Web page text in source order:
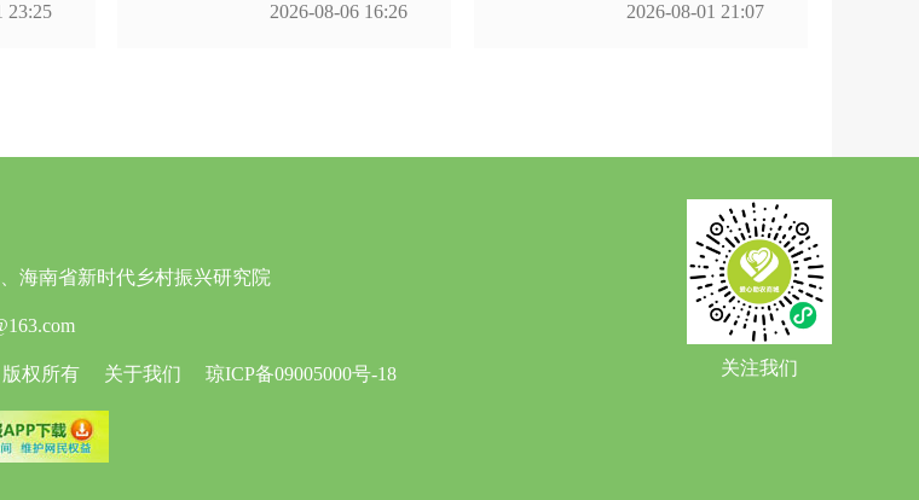
23:25 2026-08-06 16:26 2026-08-01 21:07
关注我们
海南省新时代乡村振兴研究院
版权所有 关于我们 琼ICP备09005000号-18